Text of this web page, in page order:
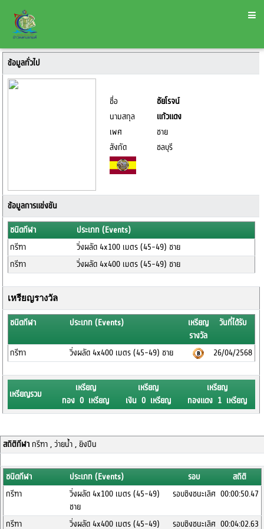
ข้อมูลทั่วไป
ชื่อ
ชัยโรจน์
นามสกุล
แก้วแดง
เพศ
ชาย
สังกัด
ชลบุรี
ข้อมูลการแข่งขัน
ชนิดกีฬา
ประเภท (Events)
กรีฑา
วิ่งผลัด 4x100 เมตร (45-49) ชาย
กรีฑา
วิ่งผลัด 4x400 เมตร (45-49) ชาย
เหรียญรางวัล
ชนิดกีฬา ประเภท (Events)
เหรียญ
รางวัล
วันที่ได้รับ
กรีฑา วิ่งผลัด 4x400 เมตร (45-49) ชาย 26/04/2568
เหรียญรวม
เหรียญ
ทอง 0 เหรียญ
เหรียญ
เงิน 0 เหรียญ
เหรียญ
ทองแดง 1 เหรียญ
สถิติกีฬากรีฑา , ว่ายน้ำ , ยิงปืน
ชนิดกีฬา ประเภท (Events) รอบ
สถิติ
กรีฑา
วิ่งผลัด 4x100 เมตร (45-49)
ชาย
รอบชิงชนะเลิศ 00:00:50.47
กรีฑา วิ่งผลัด 4x400 เมตร (45-49) รอบชิงชนะเลิศ 00:04:02.63